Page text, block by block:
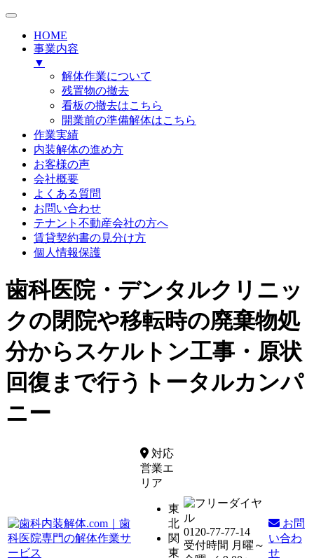
HOME
事業内容
▼
解体作業について
残置物の撤去
看板の撤去はこちら
開業前の準備解体はこちら
作業実績
内装解体の進め方
お客様の声
会社概要
よくある質問
お問い合わせ
テナント不動産会社の方へ
賃貸契約書の見分け方
個人情報保護
歯科医院・デンタルクリニッ
クの閉院や移転時の廃棄物処
分からスケルトン工事・原状
回復まで行うトータルカンパ
ニー
対応
営業エ
リア
東
北
関
東
0120-77-77-14
受付時間 月曜～
お問
い合わ
せ